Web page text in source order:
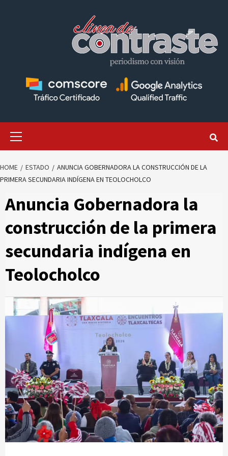
HOME ESTADO
ANUNCIA GOBERNADORA LA CONSTRUCCIÓN DE LA
PRIMERA SECUNDARIA INDÍGENA EN TEOLOCHOLCO
Anuncia Gobernadora la
construcción de la primera
secundaria indígena en
Teolocholco